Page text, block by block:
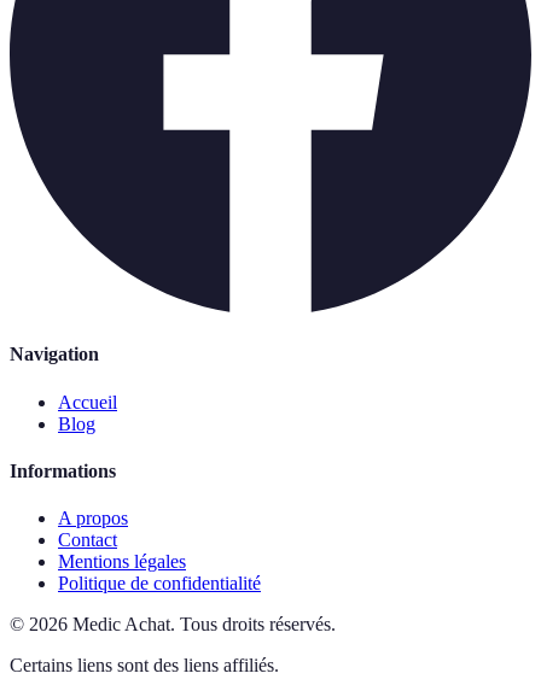
Navigation
Accueil
Blog
Informations
A propos
Contact
Mentions légales
Politique de confidentialité
© 2026 Medic Achat. Tous droits réservés.
Certains liens sont des liens affiliés.